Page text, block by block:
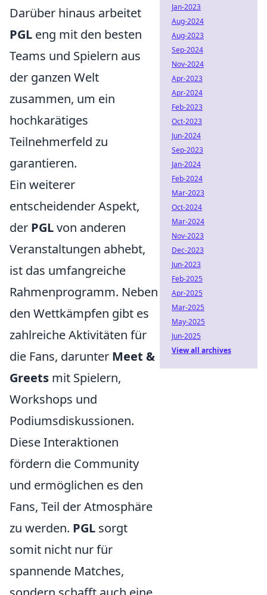
Darüber hinaus arbeitet
PGL eng mit den besten
Teams und Spielern aus
der ganzen Welt
zusammen, um ein
hochkarätiges
Teilnehmerfeld zu
garantieren.
Ein weiterer
entscheidender Aspekt,
der PGLvon anderen
Veranstaltungen abhebt,
ist das umfangreiche
Rahmenprogramm. Neben
den Wettkämpfen gibt es
zahlreiche Aktivitäten für
die Fans, darunter Meet &
Greets mit Spielern,
Workshops und
Podiumsdiskussionen.
Diese Interaktionen
fördern die Community
und ermöglichen es den
Fans, Teil der Atmosphäre
zu werden. PGL sorgt
somit nicht nur für
spannende Matches,
Jan-2023
Aug-2024
Aug-2023
Sep-2024
Nov-2024
Apr-2023
Apr-2024
Feb-2023
Oct-2023
Jun-2024
Sep-2023
Jan-2024
Feb-2024
Mar-2023
Oct-2024
Mar-2024
Nov-2023
Dec-2023
Jun-2023
Feb-2025
Apr-2025
Mar-2025
May-2025
Jun-2025
View all archives